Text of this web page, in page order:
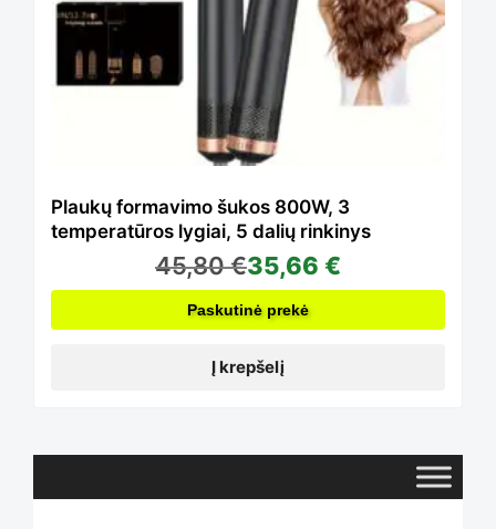
Plaukų formavimo šukos 800W, 3
temperatūros lygiai, 5 dalių rinkinys
45,80€35,66 €
Paskutinė prekė
Į krepšelį